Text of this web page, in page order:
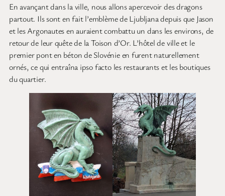
En avançant dans la ville, nous allons apercevoir des dragons
partout. Ils sont en fait l’emblème de Ljubljana depuis que Jason
et les Argonautes en auraient combattu un dans les environs, de
retour de leur quête de la Toison d’Or. L’hôtel de ville et le
premier pont en béton de Slovénie en furent naturellement
ornés, ce qui entraîna ipso facto les restaurants et les boutiques
du quartier.